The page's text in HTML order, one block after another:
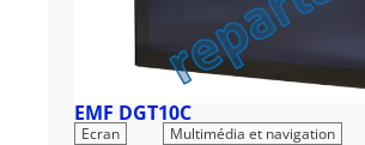
EMF DGT10C
Ecran
Multimédia et navigation